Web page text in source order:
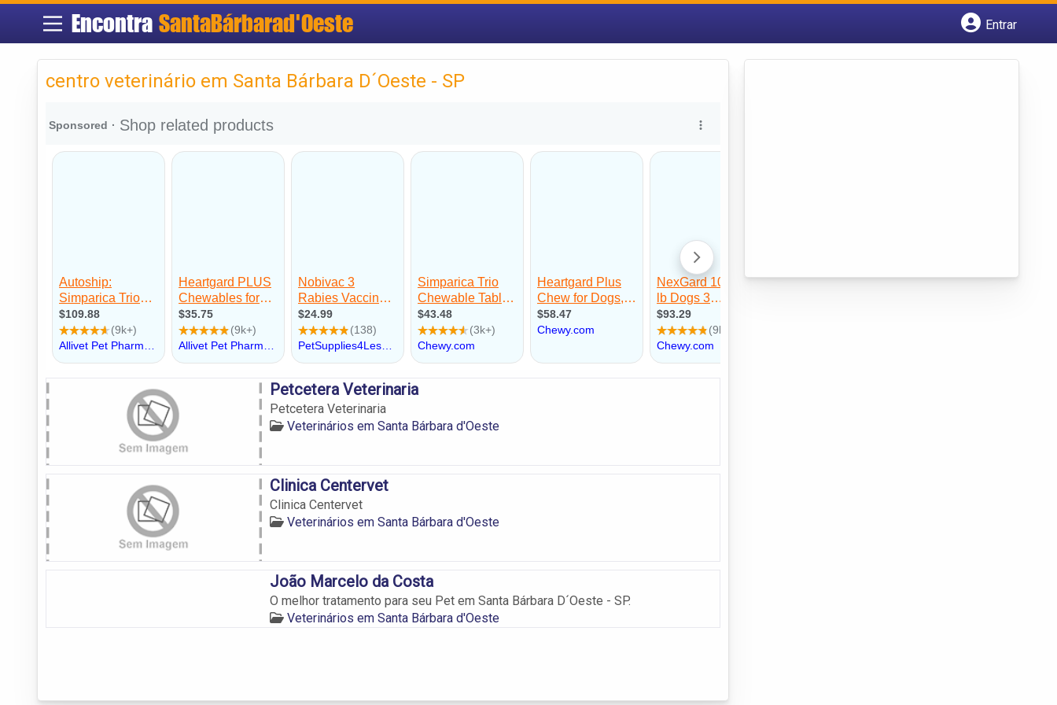
Encontra SantaBárbarad'Oeste
Entrar
centro veterinário em Santa Bárbara D´Oeste - SP
Petcetera Veterinaria
Petcetera Veterinaria
Veterinários em Santa Bárbara d'Oeste
Clinica Centervet
Clinica Centervet
Veterinários em Santa Bárbara d'Oeste
João Marcelo da Costa
O melhor tratamento para seu Pet em Santa Bárbara D´Oeste - SP.
Veterinários em Santa Bárbara d'Oeste